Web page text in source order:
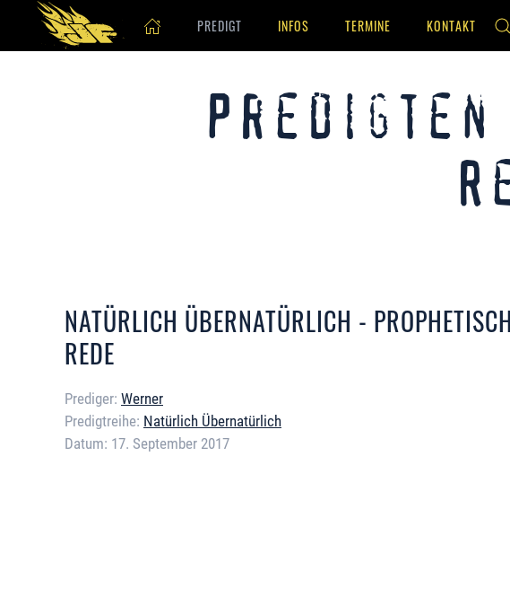
Skip to main content
PREDIGT INFOS TERMINE KONTAKT
Predigten
NATÜRLICH ÜBERNATÜRLICH -
REDE
Prediger: Werner
Predigtreihe: Natürlich Übernatürlich
Datum: 17. September 2017